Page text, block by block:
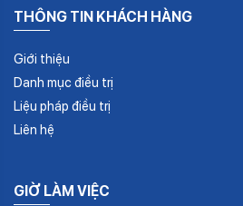
THÔNG TIN KHÁCH HÀNG
Giới thiệu
Danh mục điều trị
Liệu pháp điều trị
Liên hệ
GIỜ LÀM VIỆC